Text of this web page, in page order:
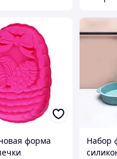
форма Набор